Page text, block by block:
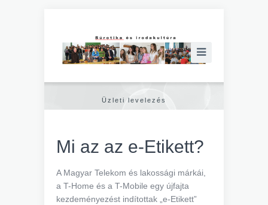
Üzleti levelezés
Mi az az e-Etikett?
A Magyar Telekom és lakossági márkái,
a T-Home és a T-Mobile egy újfajta
kezdeményezést indítottak „e-Etikett”